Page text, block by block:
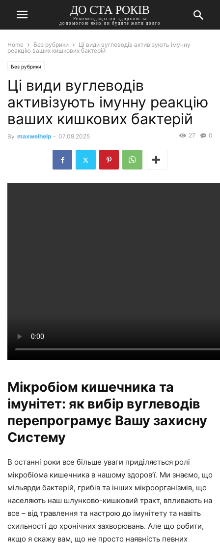
ДО СТА РОКІВ
Рекомендації по здоровю за
допомогою яких ви будите жити довго
Home Без рубрики
Ці види вуглеводів активізують імунну
реакцію ваших кишкових бактерій
Без рубрики
Ці види вуглеводів
активізують імунну реакцію
ваших кишкових бактерій
By maxwelhelp - 07.09.2025 0
27
Мікробіом кишечника та
імунітет: як вибір вуглеводів
перепрограмує Вашу захисну
Систему
В останні роки все більше уваги приділяється ролі
мікробіома кишечника в нашому здоров’ї. Ми знаємо, що
мільярди бактерій, грибів та інших мікроорганізмів, що
населяють наш шлунково-кишковий тракт, впливають на
все – від травлення та настрою до імунітету та навіть
схильності до хронічних захворювань. Але що робити,
якщо я скажу вам, що не просто наявність певних